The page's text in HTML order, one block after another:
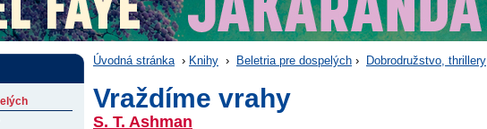
Úvodná stránka › Knihy › Beletria pre dospelých › Dobrodružstvo, thrillery
Vraždíme vrahy
S. T. Ashman